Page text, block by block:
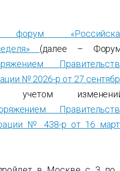
форум
(далее –
№ 2026-р от 27
№ 438-р от 16